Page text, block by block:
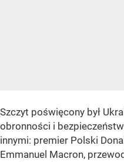
Szczyt poświęcony był
obronności i
innymi: premier Polski
Emmanuel Macron,